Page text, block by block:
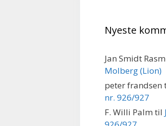
Nyeste
Jan Smidt
Molberg (Lion)
peter frandsen
nr. 926/927
F. Willi Palm til